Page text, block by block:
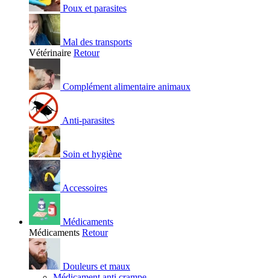
Poux et parasites
Mal des transports
Vétérinaire Retour
Complément alimentaire animaux
Anti-parasites
Soin et hygiène
Accessoires
Médicaments
Médicaments Retour
Douleurs et maux